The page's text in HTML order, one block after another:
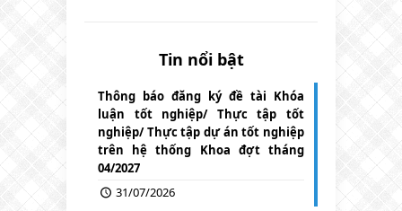
Tin nổi bật
Thông báo đăng ký đề tài Khóa
luận tốt nghiệp/ Thực tập tốt
nghiệp/ Thực tập dự án tốt nghiệp
trên hệ thống Khoa đợt tháng
04/2027
31/07/2026